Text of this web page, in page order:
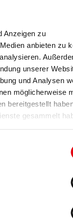
Anzeigen zu
anbieten zu
unserer
und Analysen
möglicherweise
bereitgestellt
gesammelt
liegt im
Erweiterung
eine Praxis für
Angebot
für die
sodass im
und mit
Fitness
mit einer